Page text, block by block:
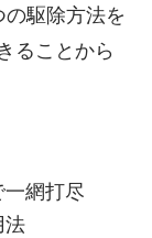
駆除方法を
ることから
網打尽
法